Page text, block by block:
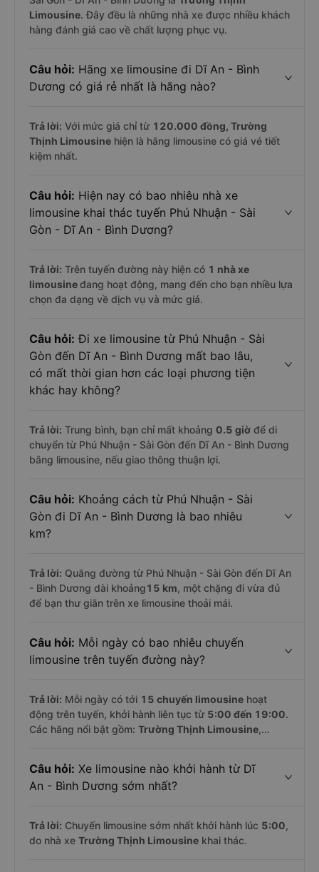
Limousine. Đây đều là những nhà xe được nhiều khách
hàng đánh giá cao về chất lượng phục vụ.
Câu hỏi: Hãng xe limousine đi Dĩ An - Bình
Dương có giá rẻ nhất là hãng nào?
Trả lời: Với mức giá chỉ từ 120.000 đồng, Trường
Thịnh Limousine hiện là hãng limousine có giá vé tiết
kiệm nhất.
Câu hỏi: Hiện nay có bao nhiêu nhà xe
limousine khai thác tuyến Phú Nhuận - Sài
Gòn - Dĩ An - Bình Dương?
Trả lời: Trên tuyến đường này hiện có 1 nhà xe
limousineđang hoạt động, mang đến cho bạn nhiều lựa
chọn đa dạng về dịch vụ và mức giá.
Câu hỏi: Đi xe limousine từ Phú Nhuận - Sài
Gòn đến Dĩ An - Bình Dương mất bao lâu,
có mất thời gian hơn các loại phương tiện
khác hay không?
Trả lời: Trung bình, bạn chỉ mất khoảng 0.5 giờ để di
chuyển từ Phú Nhuận - Sài Gòn đến Dĩ An - Bình Dương
bằng limousine, nếu giao thông thuận lợi.
Câu hỏi: Khoảng cách từ Phú Nhuận - Sài
Gòn đi Dĩ An - Bình Dương là bao nhiêu
km?
Trả lời: Quãng đường từ Phú Nhuận - Sài Gòn đến Dĩ An
- Bình Dương dài khoảng15 km, một chặng đi vừa đủ
để bạn thư giãn trên xe limousine thoải mái.
Câu hỏi: Mỗi ngày có bao nhiêu chuyến
limousine trên tuyến đường này?
Trả lời: Mỗi ngày có tới 15 chuyến limousine hoạt
động trên tuyến, khởi hành liên tục từ 5:00 đến 19:00.
Các hãng nổi bật gồm: Trường Thịnh Limousine,...
Câu hỏi: Xe limousine nào khởi hành từ Dĩ
An - Bình Dương sớm nhất?
Trả lời: Chuyến limousine sớm nhất khởi hành lúc 5:00,
do nhà xe Trường Thịnh Limousine khai thác.